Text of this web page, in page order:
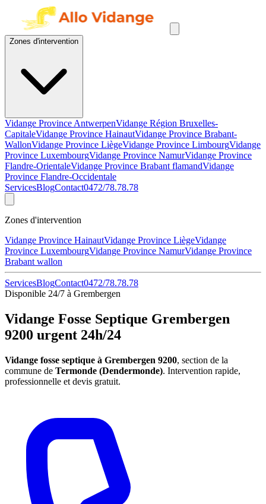
Zones d'intervention
Vidange Province AntwerpenVidange Région Bruxelles-
CapitaleVidange Province HainautVidange Province Brabant-
WallonVidange Province LiègeVidange Province LimbourgVidange
Province LuxembourgVidange Province NamurVidange Province
Flandre-OrientaleVidange Province Brabant flamandVidange
Province Flandre-Occidentale
ServicesBlogContact0472/78.78.78
Zones d'intervention
Vidange Province HainautVidange Province LiègeVidange
Province LuxembourgVidange Province NamurVidange Province
Brabant wallon
ServicesBlogContact0472/78.78.78
Disponible 24/7 à Grembergen
Vidange Fosse Septique Grembergen
9200 urgent 24h/24
Vidange fosse septique à Grembergen 9200, section de la
commune de Termonde (Dendermonde). Intervention rapide,
professionnelle et devis gratuit.